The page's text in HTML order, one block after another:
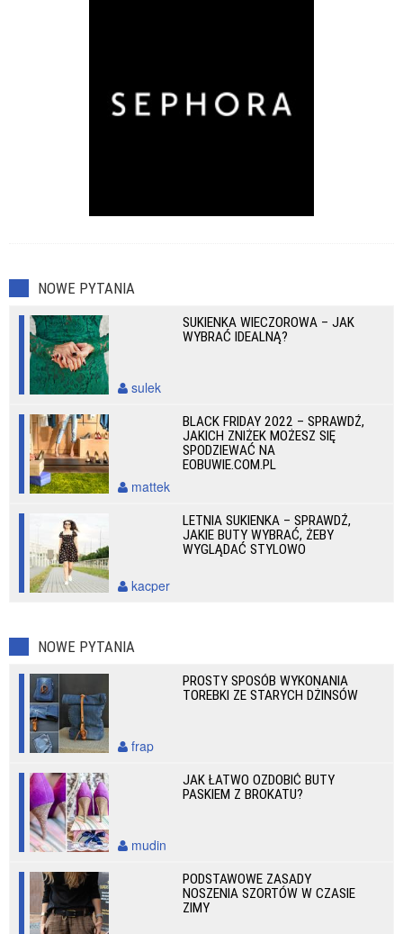
NOWE PYTANIA
SUKIENKA WIECZOROWA – JAK
WYBRAĆ IDEALNĄ?
sulek
BLACK FRIDAY 2022 – SPRAWDŹ,
JAKICH ZNIŻEK MOŻESZ SIĘ
SPODZIEWAĆ NA
EOBUWIE.COM.PL
mattek
LETNIA SUKIENKA – SPRAWDŹ,
JAKIE BUTY WYBRAĆ, ŻEBY
WYGLĄDAĆ STYLOWO
kacper
NOWE PYTANIA
PROSTY SPOSÓB WYKONANIA
TOREBKI ZE STARYCH DŻINSÓW
frap
JAK ŁATWO OZDOBIĆ BUTY
PASKIEM Z BROKATU?
mudin
PODSTAWOWE ZASADY
NOSZENIA SZORTÓW W CZASIE
ZIMY